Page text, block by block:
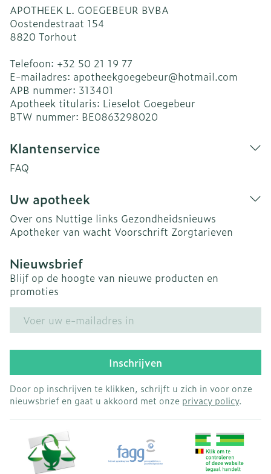
APOTHEEK L. GOEGEBEUR BVBA
Oostendestraat 154
8820 Torhout
Telefoon: +32 50 21 19 77
E-mailadres: apotheekgoegebeur@hotmail.com
APB nummer: 313401
Apotheek titularis: Lieselot Goegebeur
BTW nummer: BE0863298020
Klantenservice
FAQ
Uw apotheek
Over ons Nuttige links Gezondheidsnieuws
Apotheker van wacht Voorschrift Zorgtarieven
Nieuwsbrief
Blijf op de hoogte van nieuwe producten en
promoties
Inschrijven
Door op inschrijven te klikken, schrijft u zich in voor onze
nieuwsbrief en gaat u akkoord met onze privacy policy.